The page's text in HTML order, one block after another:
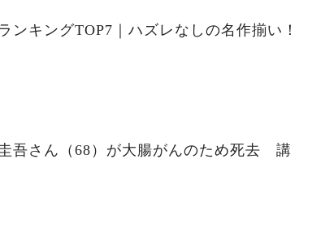
ンキングTOP7｜ハズレなしの名作揃い！
吾さん（68）が大腸がんのため死去 講